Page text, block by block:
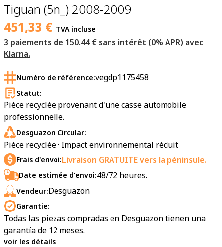
Tiguan (5n_) 2008-2009
451,33 € TVA incluse
3 paiements de 150.44 € sans intérêt (0% APR) avec
Klarna.
Numéro de référence:vegdp1175458
Statut:
Pièce recyclée provenant d'une casse automobile
professionnelle.
Desguazon Circular:
Pièce recyclée · Impact environnemental réduit
Frais d'envoi:Livraison GRATUITE vers la péninsule.
Date estimée d'envoi:48/72 heures.
Vendeur:Desguazon
Garantie:
Todas las piezas compradas en Desguazon tienen una
garantía de 12 meses.
voir les détails